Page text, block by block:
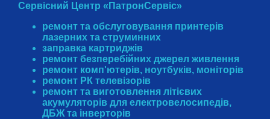
Сервісний Центр «ПатронСервіс»
ремонт та обслуговування принтерів
лазерних та струминних
заправка картриджів
ремонт безперебійних джерел живлення
ремонт комп'ютерів, ноутбуків, моніторів
ремонт РК телевізорів
ремонт та виготовлення літієвих
акумуляторів для електровелосипедів,
ДБЖ та інверторів